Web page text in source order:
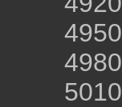
4950
4980
5010